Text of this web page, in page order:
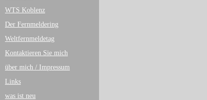
WTS Koblenz
Der Fernmeldering
Weltfernmeldetag
Kontaktieren Sie mich
über mich / Impressum
Links
was ist neu